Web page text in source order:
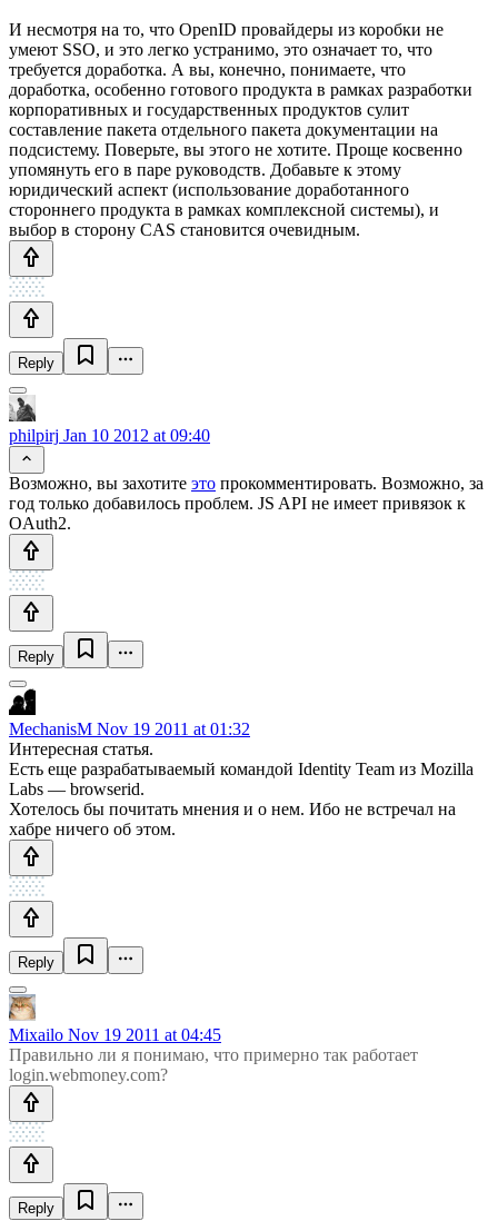
И несмотря на то, что OpenID провайдеры из коробки не
умеют SSO, и это легко устранимо, это означает то, что
требуется доработка. А вы, конечно, понимаете, что
доработка, особенно готового продукта в рамках разработки
корпоративных и государственных продуктов сулит
составление пакета отдельного пакета документации на
подсистему. Поверьте, вы этого не хотите. Проще косвенно
упомянуть его в паре руководств. Добавьте к этому
юридический аспект (использование доработанного
стороннего продукта в рамках комплексной системы), и
выбор в сторону CAS становится очевидным.
Reply
philpirj Jan 10 2012 at 09:40
Возможно, вы захотите это прокомментировать. Возможно, за
год только добавилось проблем. JS API не имеет привязок к
OAuth2.
Reply
MechanisM Nov 19 2011 at 01:32
Интересная статья.
Есть еще разрабатываемый командой Identity Team из Mozilla
Labs — browserid.
Хотелось бы почитать мнения и о нем. Ибо не встречал на
хабре ничего об этом.
Reply
Mixailo Nov 19 2011 at 04:45
Правильно ли я понимаю, что примерно так работает
login.webmoney.com?
Reply